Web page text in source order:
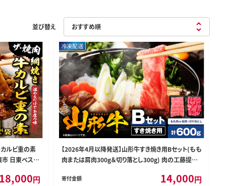
並び替え
カルビ重の素
日東ベスト
円
【2026年4月以降発送】山形牛すき焼き用Bセット(もも
肉または肩肉300g＆切り落とし300g) 肉の工藤提供
寄付金額 14,000円